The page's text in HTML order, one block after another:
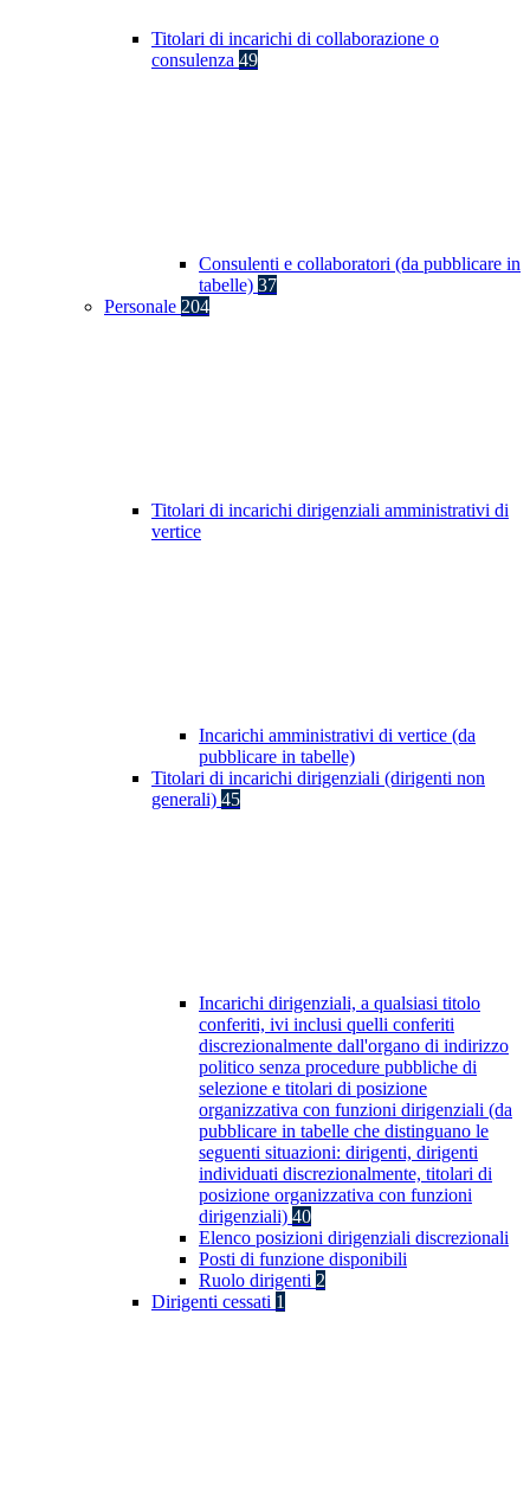
Titolari di incarichi di collaborazione o
consulenza 49
Consulenti e collaboratori (da pubblicare in
tabelle) 37
Personale 204
Titolari di incarichi dirigenziali amministrativi di
vertice
Incarichi amministrativi di vertice (da
pubblicare in tabelle)
Titolari di incarichi dirigenziali (dirigenti non
generali) 45
Incarichi dirigenziali, a qualsiasi titolo
conferiti, ivi inclusi quelli conferiti
discrezionalmente dall'organo di indirizzo
politico senza procedure pubbliche di
selezione e titolari di posizione
organizzativa con funzioni dirigenziali (da
pubblicare in tabelle che distinguano le
seguenti situazioni: dirigenti, dirigenti
individuati discrezionalmente, titolari di
posizione organizzativa con funzioni
dirigenziali) 40
Elenco posizioni dirigenziali discrezionali
Posti di funzione disponibili
Ruolo dirigenti 2
Dirigenti cessati 1